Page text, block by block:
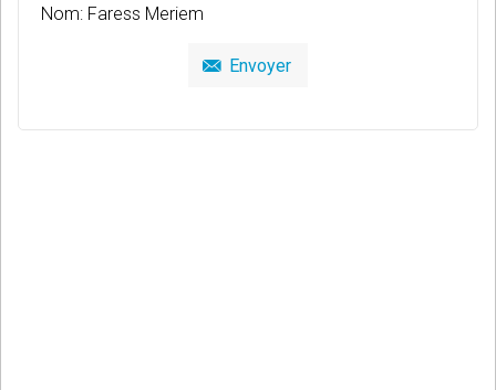
Nom: Faress Meriem
Envoyer